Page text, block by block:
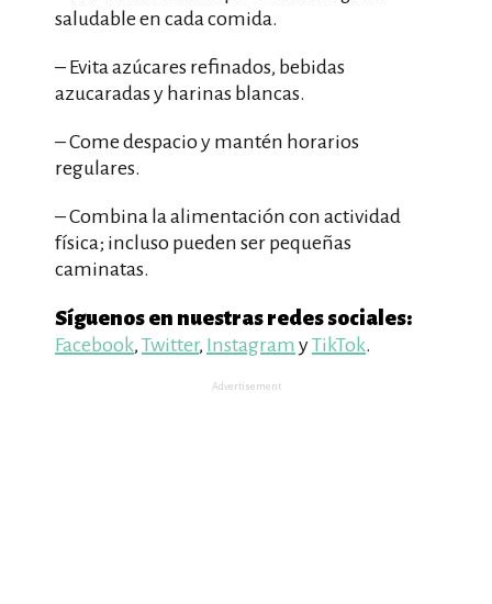
saludable en cada comida.
– Evita azúcares refinados, bebidas
azucaradas y harinas blancas.
– Come despacio y mantén horarios
regulares.
– Combina la alimentación con actividad
física; incluso pueden ser pequeñas
caminatas.
Síguenos en nuestras redes sociales:
Facebook, Twitter, Instagram yTikTok.
Advertisement